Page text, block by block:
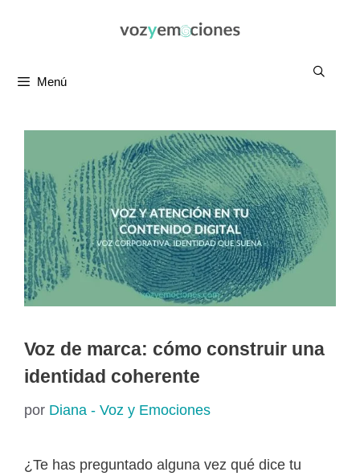
Menú
Voz de marca: cómo construir una
identidad coherente
por Diana - Voz y Emociones
¿Te has preguntado alguna vez qué dice tu